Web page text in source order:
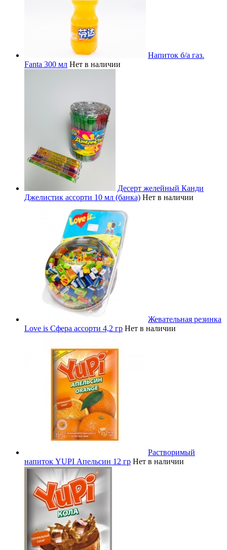
Напиток б/а газ.
Fanta 300 мл Нет в наличии
Десерт желейный Канди
Джелистик ассорти 10 мл (банка) Нет в наличии
Жевательная резинка
Love is Сфера ассорти 4,2 гр Нет в наличии
Растворимый
напиток YUPI Апельсин 12 гр Нет в наличии